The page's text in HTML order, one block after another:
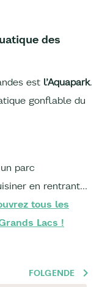
des
est l’Aquapark.
gonflable du
parc
en rentrant…
tous les
Lacs !
FOLGENDE